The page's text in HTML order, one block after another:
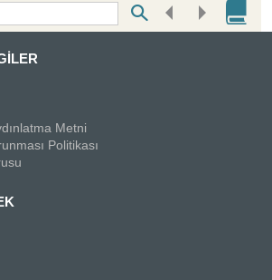
Highlight Text
Metni
Politikası